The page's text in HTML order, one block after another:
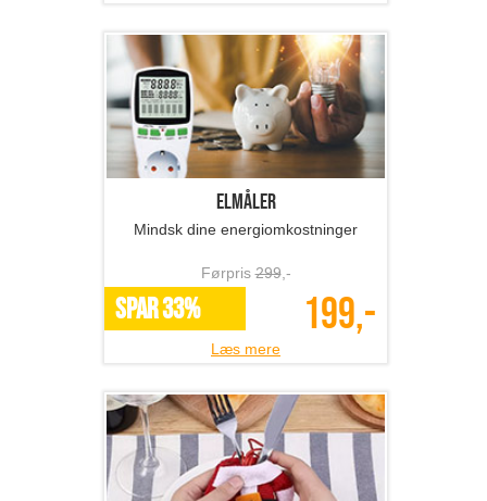
Elmåler
Mindsk dine energiomkostninger
Førpris299,-
SPAR 33% 199,-
Læs mere